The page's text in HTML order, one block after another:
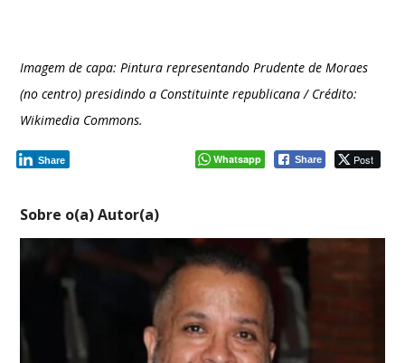
Imagem de capa: Pintura representando Prudente de Moraes
(no centro) presidindo a Constituinte republicana / Crédito:
Wikimedia Commons.
Whatsapp Share Post
Share
Sobre o(a) Autor(a)